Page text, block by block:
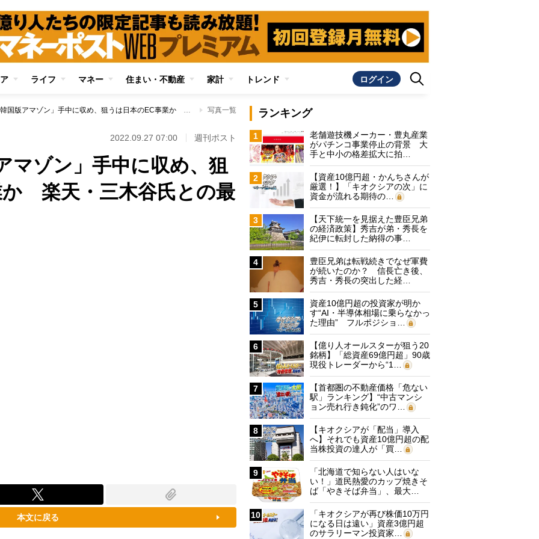
ライフ マネー 住まい・不動産 家計 トレンド ログイン
孫正義氏「韓国版アマゾン」手中に収め、狙うは日本のEC事業か 楽天・三木谷氏との最終戦争へ 写真一覧
2022.09.27 07:00 週刊ポスト
マゾン」手中に収め、狙
か 楽天・三木谷氏との最
本文に戻る
ランキング
1
老舗遊技機メーカー・豊丸産業
がパチンコ事業停止の背景 大
手と中小の格差拡大に拍…
2
【資産10億円超・かんちさんが
厳選！】「キオクシアの次」に
資金が流れる期待の…
3
【天下統一を見据えた豊臣兄弟
の経済政策】秀吉が弟・秀長を
紀伊に転封した納得の事…
4
豊臣兄弟は転戦続きでなぜ軍費
が続いたのか？ 信長亡き後、
秀吉・秀長の突出した経…
5
資産10億円超の投資家が明か
す“AI・半導体相場に乗らなかっ
た理由” フルポジショ…
6
【億り人オールスターが狙う20
銘柄】「総資産69億円超」90歳
現役トレーダーから“1…
7
【首都圏の不動産価格「危ない
駅」ランキング】“中古マンシ
ョン売れ行き鈍化”のワ…
8
【キオクシアが「配当」導入
へ】それでも資産10億円超の配
当株投資の達人が「買…
9
「北海道で知らない人はいな
い！」道民熱愛のカップ焼きそ
ば「やきそば弁当」、最大…
10
「キオクシアが再び株価10万円
になる日は遠い」資産3億円超
のサラリーマン投資家…